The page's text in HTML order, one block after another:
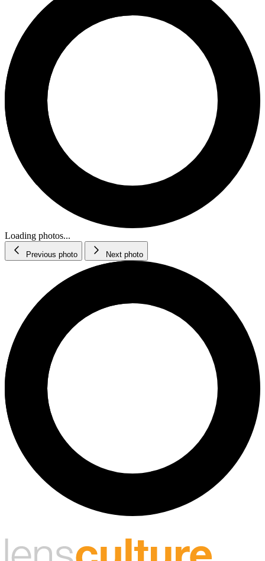
Loading photos...
Previous photo Next photo